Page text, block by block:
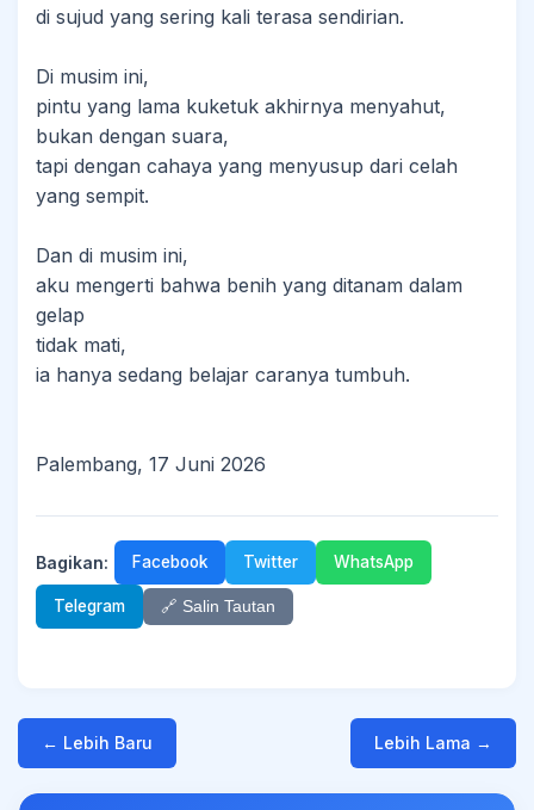
di sujud yang sering kali terasa sendirian.
Di musim ini,
pintu yang lama kuketuk akhirnya menyahut,
bukan dengan suara,
tapi dengan cahaya yang menyusup dari celah
yang sempit.
Dan di musim ini,
aku mengerti bahwa benih yang ditanam dalam
gelap
tidak mati,
ia hanya sedang belajar caranya tumbuh.
Palembang, 17 Juni 2026
Bagikan: Facebook Twitter WhatsApp
Telegram 🔗 Salin Tautan
← Lebih Baru Lebih Lama →